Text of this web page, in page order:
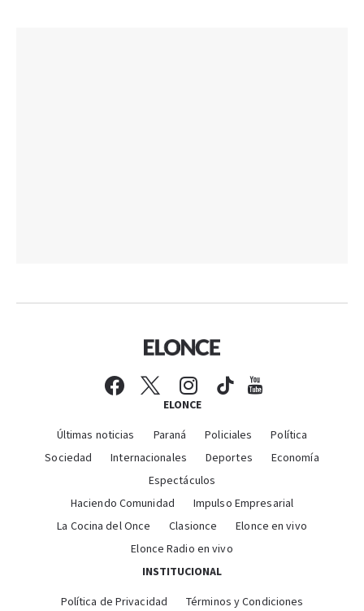
ELONCE
Últimas noticias Paraná Policiales
Política
Sociedad
Internacionales Deportes
Economía
Espectáculos
Haciendo Comunidad
Impulso Empresarial
La Cocina del Once
Clasionce
Elonce en vivo
Elonce Radio en vivo
INSTITUCIONAL
Política de Privacidad Términos y Condiciones